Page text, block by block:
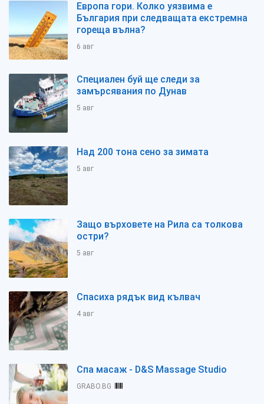
Европа гори. Колко уязвима е
България при следващата екстремна
гореща вълна?
6 авг
Специален буй ще следи за
замърсявания по Дунав
5 авг
Над 200 тона сено за зимата
5 авг
Защо върховете на Рила са толкова
остри?
5 авг
Спасиха рядък вид кълвач
4 авг
Спа масаж - D&S Massage Studio
GRABO.BG